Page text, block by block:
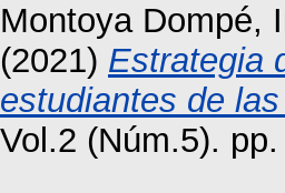
Montoya Dompé,
(2021) Estrategia
estudiantes de
Vol.2 (Núm.5).